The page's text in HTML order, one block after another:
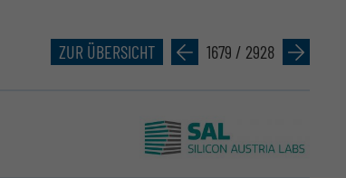
ZUR ÜBERSICHT » 1679 / 2928 »